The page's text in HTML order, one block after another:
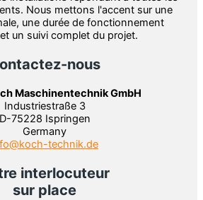
Nous mettons l'accent sur une
une durée de fonctionnement
un suivi complet du projet.
nous
Maschinentechnik GmbH
Industriestraße 3
D-75228 Ispringen
Germany
technik.de
interlocuteur
sur place